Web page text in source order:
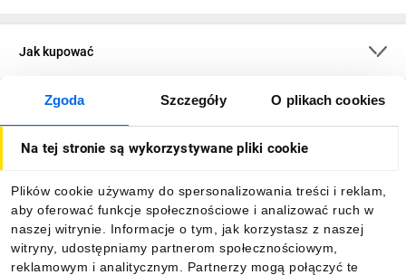
Zgoda Szczegóły O plikach cookies
Na tej stronie są wykorzystywane pliki cookie
Plików cookie używamy do spersonalizowania treści i reklam,
aby oferować funkcje społecznościowe i analizować ruch w
naszej witrynie. Informacje o tym, jak korzystasz z naszej
witryny, udostępniamy partnerom społecznościowym,
reklamowym i analitycznym. Partnerzy mogą połączyć te
Jak kupować
O firmie
Informacje